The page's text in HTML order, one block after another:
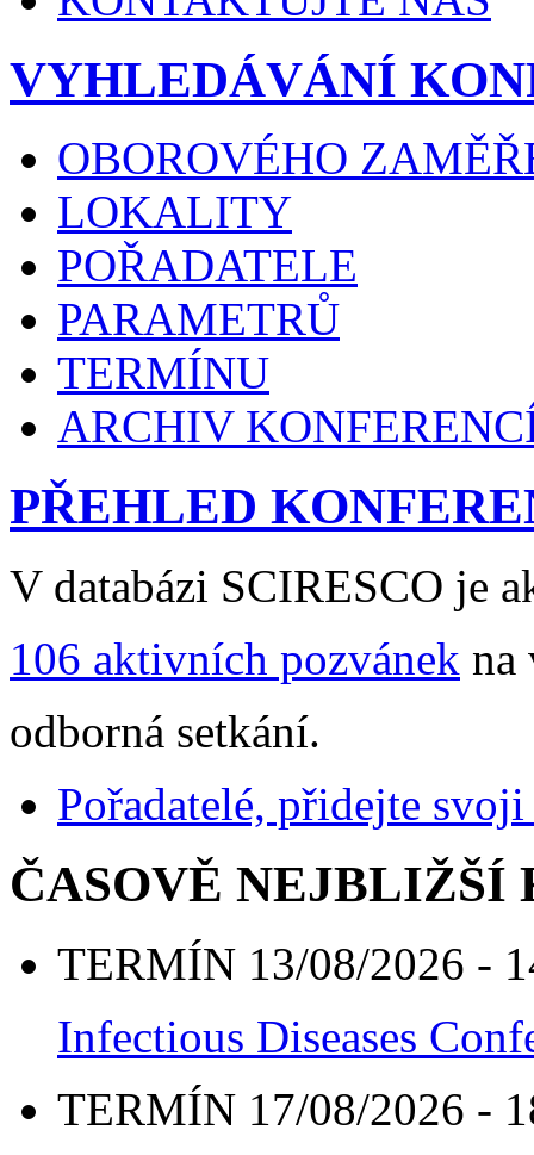
VYHLEDÁVÁNÍ
OBOROVÉHO
LOKALITY
POŘADATELE
PARAMETRŮ
TERMÍNU
ARCHIV
PŘEHLED
V databázi SCIRESCO je
106 aktivních pozvánek na
odborná setkání.
Pořadatelé, přidejte
ČASOVĚ NEJBLIŽŠÍ
TERMÍN 13/08/2026 -
Infectious Diseases
TERMÍN 17/08/2026 -